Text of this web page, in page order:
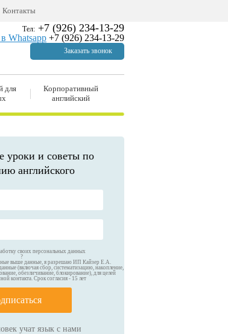
Контакты
Тел: +7 (926) 234-13-29
+7 (926) 234-13-29
Заказать звонок
для
Корпоративный
английский
уроки и советы по
английского
своих персональных данных
?
выше данные, я разрешаю ИП Кайзер Е.А.
(включая сбор, систематизацию, накопление,
обезличивание, блокирование), для целей
контакта. Срок согласия - 15 лет
учат язык с нами